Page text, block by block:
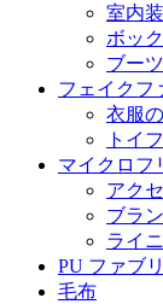
室内
ボッ
ブー
フェイクフ
衣服
トイ
マイクロフ
アク
ブラ
ライ
PU ファブ
毛布